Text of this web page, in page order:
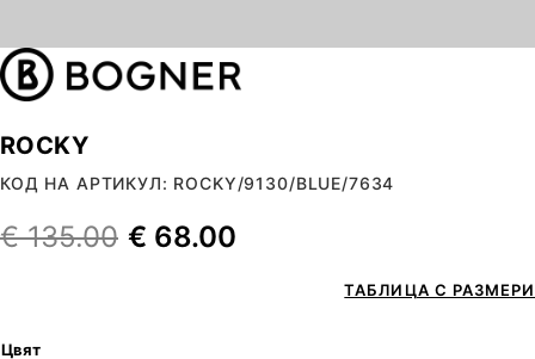
ROCKY
КОД НА АРТИКУЛ: ROCKY/9130/BLUE/7634
€135.00 € 68.00
ТАБЛИЦА С РАЗМЕРИ
Цвят